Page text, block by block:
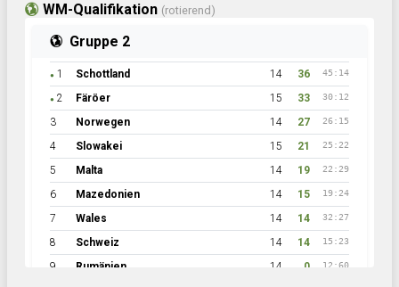
WM-Qualifikation (rotierend)
Gruppe 2
● 1 Schottland 14 36 45:14
● 2 Färöer 15 33 30:12
3 Norwegen 14 27 26:15
4 Slowakei 15 21 25:22
5 Malta 14 19 22:29
6 Mazedonien 14 15 19:24
7 Wales 14 14 32:27
8 Schweiz 14 14 15:23
9 Rumänien 14 0 12:60